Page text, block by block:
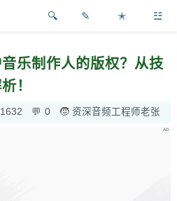
✎ ✭ ☳
乐制作人的版权？从技
！
1632 0 资深音频工程师老张